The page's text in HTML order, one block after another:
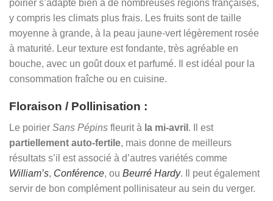
poirier s’adapte bien à de nombreuses régions françaises,
y compris les climats plus frais. Les fruits sont de taille
moyenne à grande, à la peau jaune-vert légèrement rosée
à maturité. Leur texture est fondante, très agréable en
bouche, avec un goût doux et parfumé. Il est idéal pour la
consommation fraîche ou en cuisine.
Floraison / Pollinisation :
Le poirier Sans Pépins fleurit à la mi-avril . Il est
partiellement auto-fertile, mais donne de meilleurs
résultats s’il est associé à d’autres variétés comme
William’s, Conférence, ou Beurré Hardy. Il peut également
servir de bon complément pollinisateur au sein du verger.